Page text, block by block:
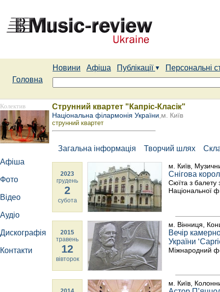
Новини Афіша Публікації
Персональні
Головна
Колектив
Афіша
Фото
Відео
Аудіо
Дискографія
Контакти
Струнний квартет "Капріс-Класік"
Національна філармонія України ,м. Київ
cтрунний квартет
Загальна інформація Творчий шлях
2023
грудень
2
субота
м. Київ,
Снігова
Сюїта з балету
Національної
2015
травень
12
вівторок
м. Вінниця,
Вечір
України
Міжнародний
м. Київ,